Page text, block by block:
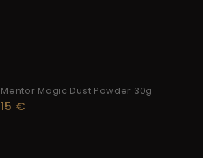
Mentor Magic Dust Powder 30g
15 €